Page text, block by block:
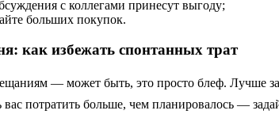
с коллегами принесут выгоду;
больших покупок.
как избежать спонтанных трат
— может быть, это просто блеф. Лучше
потратить больше, чем планировалось —